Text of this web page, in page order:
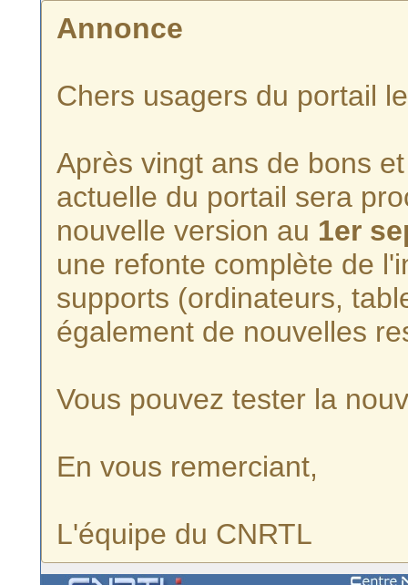
Annonce
Chers usagers du portail
Après vingt ans de bons
actuelle du portail sera
nouvelle version au 1er
une refonte complète de
supports (ordinateurs,
également de nouvelles
Vous pouvez tester la
En vous remerciant,
L'équipe du CNRTL